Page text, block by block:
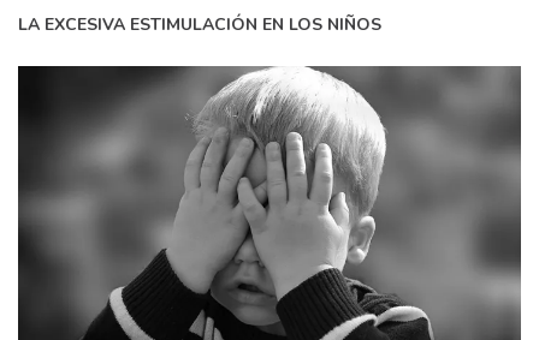
LA EXCESIVA ESTIMULACIÓN EN LOS NIÑOS